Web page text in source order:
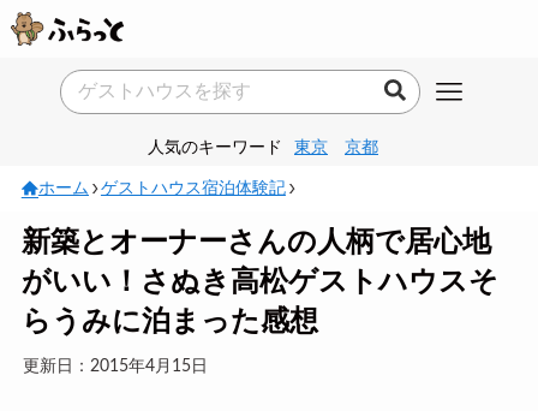
人気のキーワード 東京 京都
ホーム ゲストハウス宿泊体験記
新築とオーナーさんの人柄で居心地
がいい！さぬき高松ゲストハウスそ
らうみに泊まった感想
更新日：2015年4月15日